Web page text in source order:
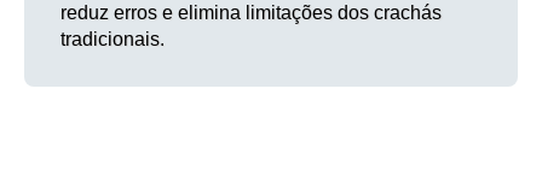
reduz erros e elimina limitações dos crachás
tradicionais.